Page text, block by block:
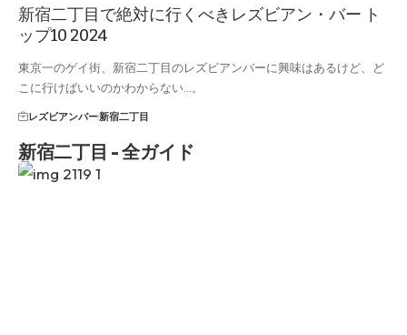
新宿二丁目で絶対に行くべきレズビアン・バー ト
ップ10 2024
東京一のゲイ街、新宿二丁目のレズビアンバーに興味はあるけど、ど
こに行けばいいのかわからない...。
レズビアンバー新宿二丁目
新宿二丁目 - 全ガイド